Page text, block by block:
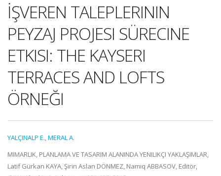
İŞVEREN TALEPLERININ
PEYZAJ PROJESI SÜRECINE
ETKISI: THE KAYSERI
TERRACES AND LOFTS
ÖRNEĞI
YALÇINALP E.,MERAL A.
MIMARLIK, PLANLAMA VE TASARIM ALANINDA YENILIKÇI YAKLAŞIMLAR,
Latif Gürkan KAYA, Şirin Aslan DÖNMEZ, Namıq ABBASOV, Editör,